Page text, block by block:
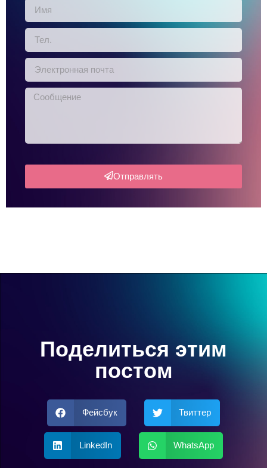
Отправлять
Поделиться этим
постом
Фейсбук Твиттер
LinkedIn WhatsApp